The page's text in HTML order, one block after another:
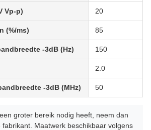
Vp-p) 20
(%/ms) 85
-3dB (Hz) 150
2.0
-3dB (MHz) 50
groter bereik nodig heeft, neem dan
Maatwerk beschikbaar volgens